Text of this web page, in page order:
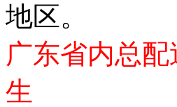
地区。
广东省内总
生